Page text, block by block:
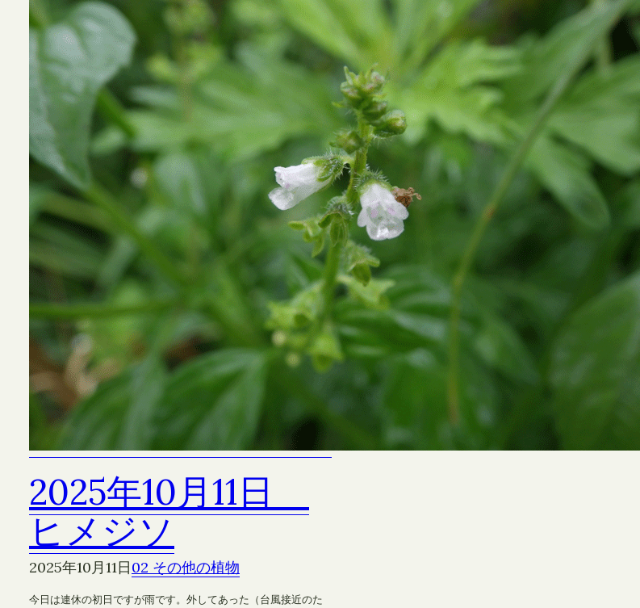
2025年10月11日
ヒメジソ
2025年10月11日02 その他の植物
今日は連休の初日ですが雨です。外してあった（台風接近のた
ヤマラッキョウ
2021年10月20日01 食虫植物, 02 その他の植物
ヤマラッキヨウ、ウメバチソウが咲き出しました。秋の観察週
間は２４日～３０日の10時～11時半です。ちょうど見ご…